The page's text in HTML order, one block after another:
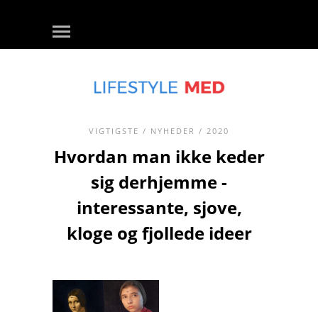
VIGTIGSTE / NYHEDER / 2020
Hvordan man ikke keder
sig derhjemme -
interessante, sjove,
kloge og fjollede ideer